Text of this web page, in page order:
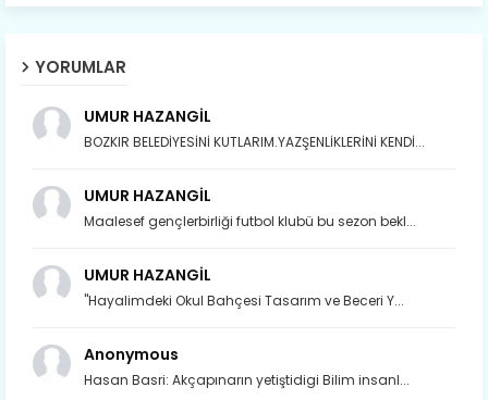
YORUMLAR
UMUR HAZANGİL
BOZKIR BELEDİYESİNİ KUTLARIM.YAZŞENLİKLERİNİ KENDİ...
UMUR HAZANGİL
Maalesef gençlerbirliği futbol klubü bu sezon bekl...
UMUR HAZANGİL
"Hayalimdeki Okul Bahçesi Tasarım ve Beceri Y...
Anonymous
Hasan Basri: Akçapınarın yetiştidigi Bilim insanl...